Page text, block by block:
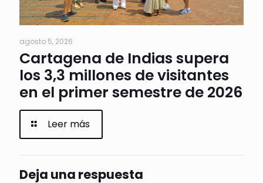
agosto 5, 2026
Cartagena de Indias supera
los 3,3 millones de visitantes
en el primer semestre de 2026
Leer más
Deja una respuesta